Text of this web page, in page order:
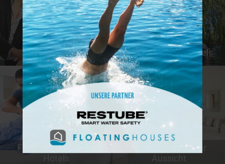
Günstige Hotels Tierfreundliche Hotels
Familienfreundliche
Hotels
Hotels mit schöner
Aussicht